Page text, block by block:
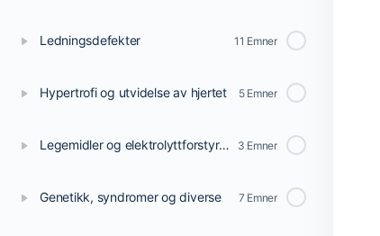
Ledningsdefekter 11 Emner
Hypertrofi og utvidelse av hjertet 5 Emner
Legemidler og elektrolyttforstyrrelser 3 Emner
Genetikk, syndromer og diverse 7 Emner